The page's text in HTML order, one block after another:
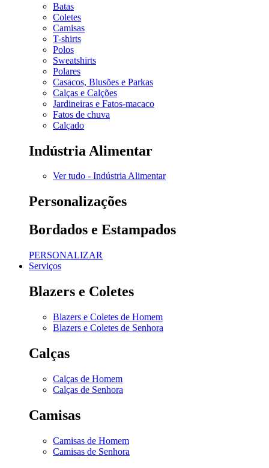
Batas
Coletes
Camisas
T-shirts
Polos
Sweatshirts
Polares
Casacos, Blusões e Parkas
Calças e Calções
Jardineiras e Fatos-macaco
Fatos de chuva
Calçado
Indústria Alimentar
Ver tudo - Indústria Alimentar
Personalizações
Bordados e Estampados
PERSONALIZAR
Serviços
Blazers e Coletes
Blazers e Coletes de Homem
Blazers e Coletes de Senhora
Calças
Calças de Homem
Calças de Senhora
Camisas
Camisas de Homem
Camisas de Senhora